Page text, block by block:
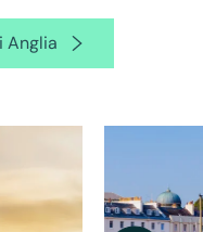
Anglia